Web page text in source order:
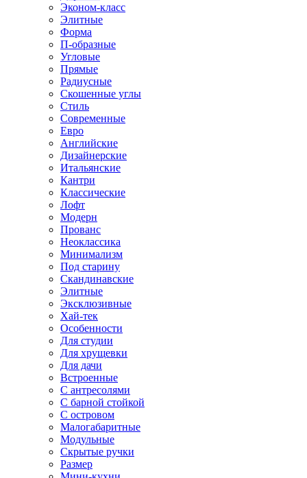
Эконом-класс
Элитные
Форма
П-образные
Угловые
Прямые
Радиусные
Скошенные углы
Стиль
Современные
Евро
Английские
Дизайнерские
Итальянские
Кантри
Классические
Лофт
Модерн
Прованс
Неоклассика
Минимализм
Под старину
Скандинавские
Элитные
Эксклюзивные
Хай-тек
Особенности
Для студии
Для хрущевки
Для дачи
Встроенные
С антресолями
С барной стойкой
С островом
Малогабаритные
Модульные
Скрытые ручки
Размер